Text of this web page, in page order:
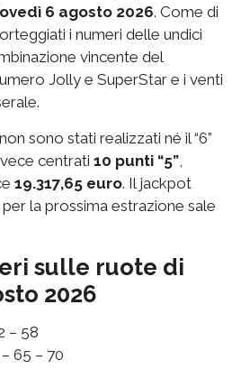
6 agosto 2026. Come di
i numeri delle undici
vincente del
Jolly e SuperStar e i venti
sono stati realizzati né il “6”
centrati 10 punti “5”,
19.317,65 euro. Il jackpot
la prossima estrazione sale
sulle ruote di
2026
– 58
65 – 70